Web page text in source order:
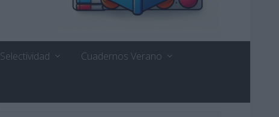
Selectividad Cuadernos Verano